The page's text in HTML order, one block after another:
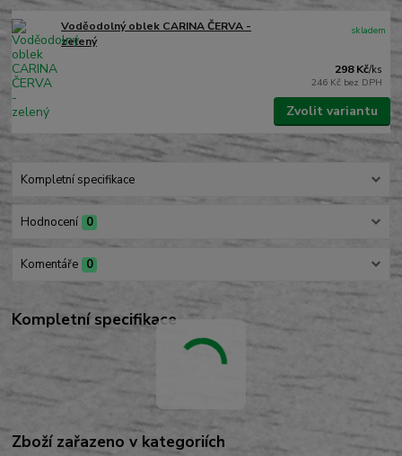
Voděodolný oblek CARINA ČERVA -
zelený
298 Kč/ks
246 Kč bez DPH
skladem
Zvolit variantu
Kompletní specifikace
Hodnocení 0
Komentáře 0
Kompletní specifikace
Zboží zařazeno v kategoriích